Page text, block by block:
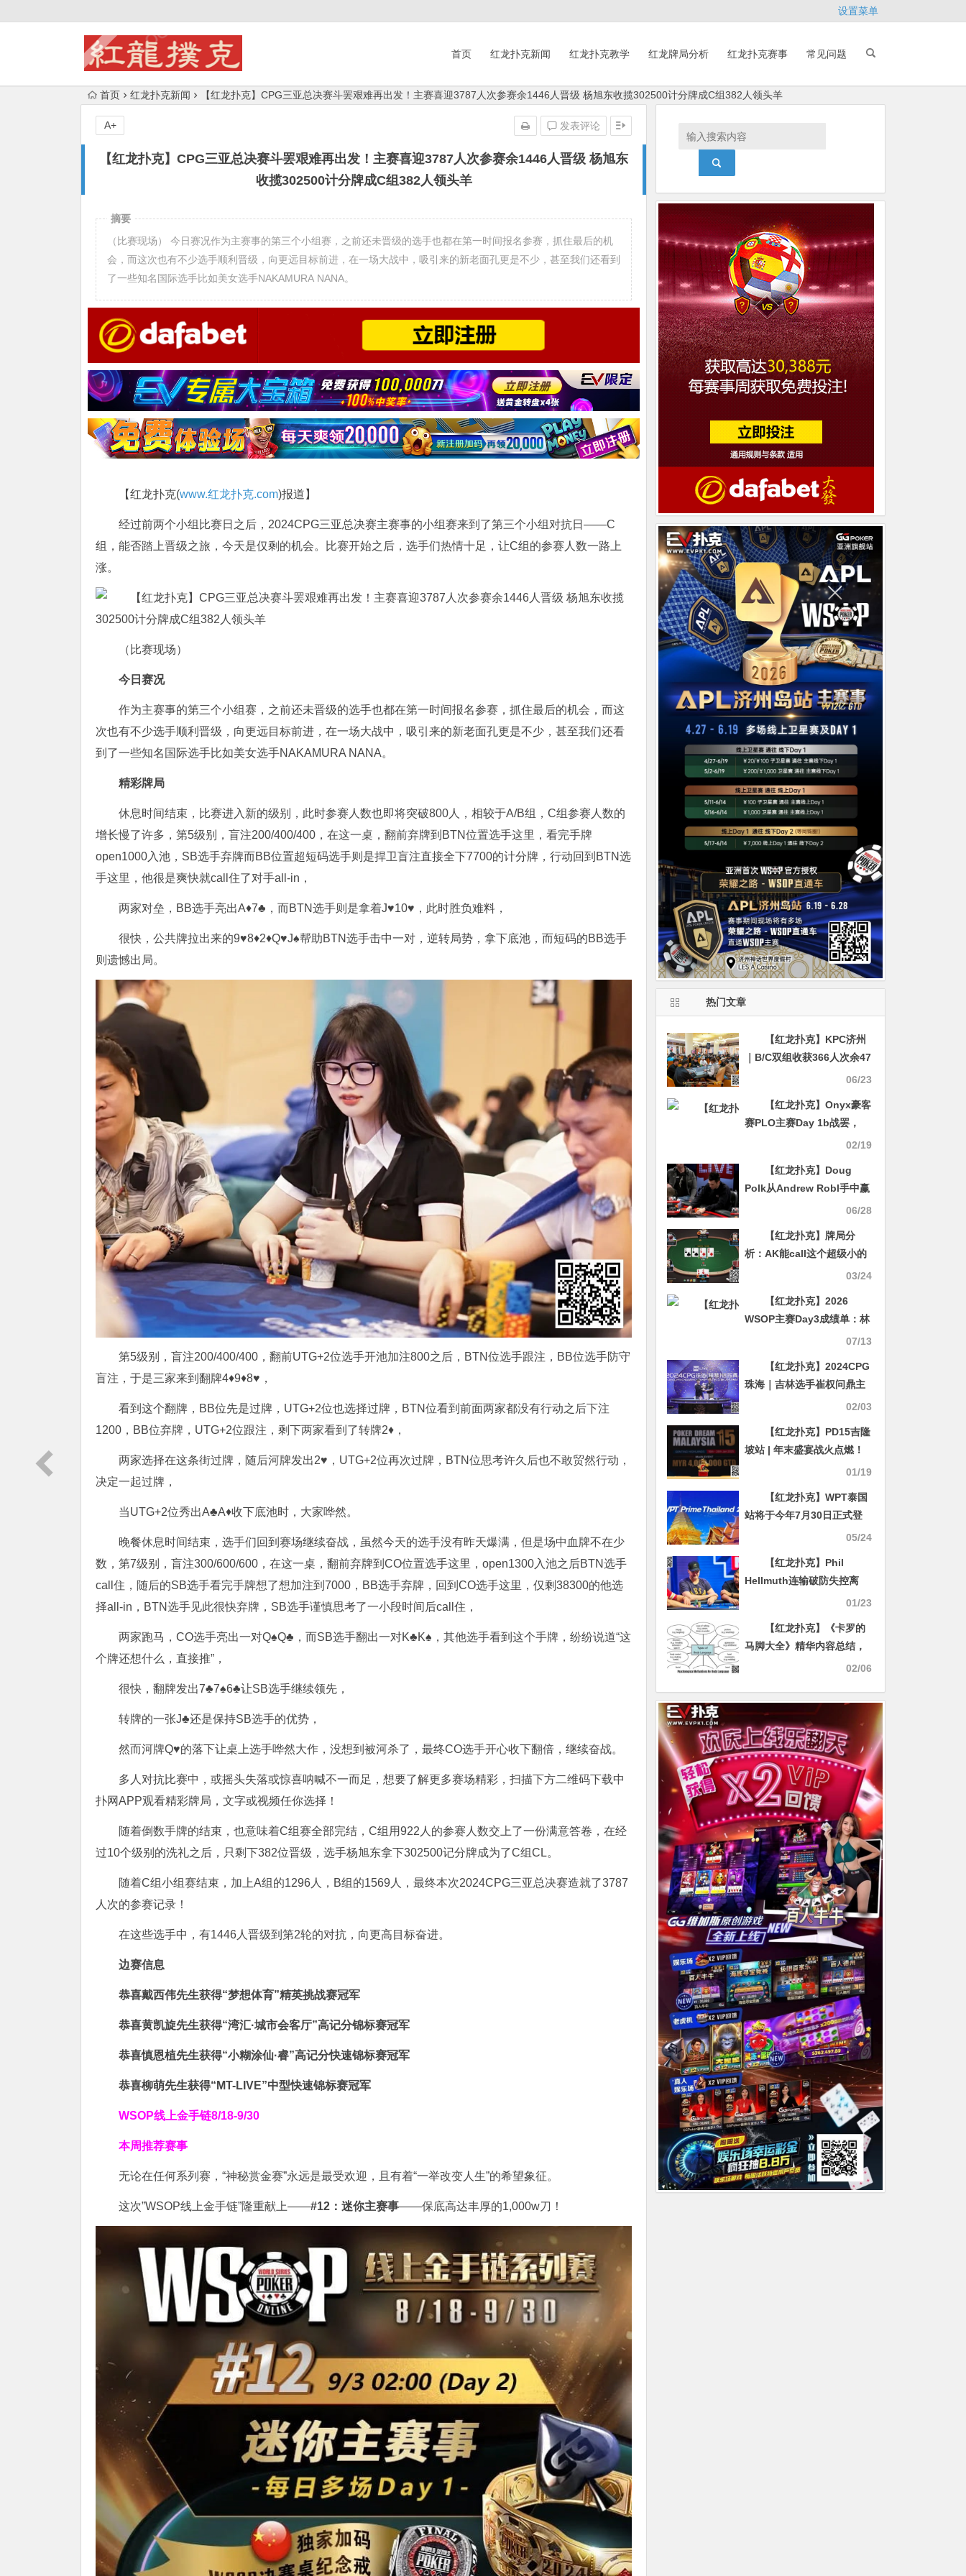
设置菜单
首页 红龙扑克新闻 红龙扑克教学 红龙牌局分析 红龙扑克赛事 常见问题
首页 红龙扑克新闻 【红龙扑克】CPG三亚总决赛斗罢艰难再出发！主赛喜迎3787人次参赛余1446人晋级 杨旭东收揽302500计分牌成C组382人领头羊
【红龙扑克】CPG三亚总决赛斗罢艰难再出发！主赛喜迎3787人次参赛余1446人晋级 杨旭东
收揽302500计分牌成C组382人领头羊
发表评论
A+
摘要
（比赛现场） 今日赛况作为主赛事的第三个小组赛，之前还未晋级的选手也都在第一时间报名参赛，抓住最后的机
会，而这次也有不少选手顺利晋级，向更远目标前进，在一场大战中，吸引来的新老面孔更是不少，甚至我们还看到
了一些知名国际选手比如美女选手NAKAMURA NANA。
【红龙扑克(www.红龙扑克.com)报道】
经过前两个小组比赛日之后，2024CPG三亚总决赛主赛事的小组赛来到了第三个小组对抗日——C
组，能否踏上晋级之旅，今天是仅剩的机会。比赛开始之后，选手们热情十足，让C组的参赛人数一路上
涨。
（比赛现场）
今日赛况
作为主赛事的第三个小组赛，之前还未晋级的选手也都在第一时间报名参赛，抓住最后的机会，而这
次也有不少选手顺利晋级，向更远目标前进，在一场大战中，吸引来的新老面孔更是不少，甚至我们还看
到了一些知名国际选手比如美女选手NAKAMURA NANA。
精彩牌局
休息时间结束，比赛进入新的级别，此时参赛人数也即将突破800人，相较于A/B组，C组参赛人数的
增长慢了许多，第5级别，盲注200/400/400，在这一桌，翻前弃牌到BTN位置选手这里，看完手牌
open1000入池，SB选手弃牌而BB位置超短码选手则是捍卫盲注直接全下7700的计分牌，行动回到BTN选
手这里，他很是爽快就call住了对手all-in，
两家对垒，BB选手亮出A♦️7♣️，而BTN选手则是拿着J♥️10♥️，此时胜负难料，
很快，公共牌拉出来的9♥️8♦️2♦️Q♥️J♠️帮助BTN选手击中一对，逆转局势，拿下底池，而短码的BB选手
则遗憾出局。
第5级别，盲注200/400/400，翻前UTG+2位选手开池加注800之后，BTN位选手跟注，BB位选手防守
盲注，于是三家来到翻牌4♦️9♦️8♥️，
看到这个翻牌，BB位先是过牌，UTG+2位也选择过牌，BTN位看到前面两家都没有行动之后下注
1200，BB位弃牌，UTG+2位跟注，剩下两家看到了转牌2♦️，
两家选择在这条街过牌，随后河牌发出2♥️，UTG+2位再次过牌，BTN位思考许久后也不敢贸然行动，
决定一起过牌，
当UTG+2位秀出A♣️A♦️收下底池时，大家哗然。
晚餐休息时间结束，选手们回到赛场继续奋战，虽然今天的选手没有昨天爆满，但是场中血牌不在少
数，第7级别，盲注300/600/600，在这一桌，翻前弃牌到CO位置选手这里，open1300入池之后BTN选手
call住，随后的SB选手看完手牌想了想加注到7000，BB选手弃牌，回到CO选手这里，仅剩38300的他选
择all-in，BTN选手见此很快弃牌，SB选手谨慎思考了一小段时间后call住，
两家跑马，CO选手亮出一对Q♠️Q♣️，而SB选手翻出一对K♣️K♠️，其他选手看到这个手牌，纷纷说道“这
个牌还想什么，直接推”，
很快，翻牌发出7♣️7♠️6♣️让SB选手继续领先，
转牌的一张J♣️还是保持SB选手的优势，
然而河牌Q♥️的落下让桌上选手哗然大作，没想到被河杀了，最终CO选手开心收下翻倍，继续奋战。
多人对抗比赛中，或摇头失落或惊喜呐喊不一而足，想要了解更多赛场精彩，扫描下方二维码下载中
扑网APP观看精彩牌局，文字或视频任你选择！
随着倒数手牌的结束，也意味着C组赛全部完结，C组用922人的参赛人数交上了一份满意答卷，在经
过10个级别的洗礼之后，只剩下382位晋级，选手杨旭东拿下302500记分牌成为了C组CL。
随着C组小组赛结束，加上A组的1296人，B组的1569人，最终本次2024CPG三亚总决赛造就了3787
人次的参赛记录！
在这些选手中，有1446人晋级到第2轮的对抗，向更高目标奋进。
边赛信息
恭喜戴西伟先生获得“梦想体育”精英挑战赛冠军
恭喜黄凯旋先生获得“湾汇·城市会客厅”高记分锦标赛冠军
恭喜慎恩植先生获得“小糊涂仙·睿”高记分快速锦标赛冠军
恭喜柳萌先生获得“MT-LIVE”中型快速锦标赛冠军
WSOP线上金手链8/18-9/30
本周推荐赛事
无论在任何系列赛，“神秘赏金赛”永远是最受欢迎，且有着“一举改变人生”的希望象征。
这次”WSOP线上金手链”隆重献上——#12：迷你主赛事——保底高达丰厚的1,000w刀！
热门文章
【红龙扑克】KPC济州
｜B/C双组收获366人次余47
人晋级点燃炽火！徐杰明
Yang Haixin摘取女神赛桂
冠！
06/23
【红龙扑克】Onyx豪客
赛PLO主赛Day 1b战罢，
“国王”周全记分牌位居第二
02/19
【红龙扑克】Doug
Polk从Andrew Robl手中赢
06/28
【红龙扑克】牌局分
析：AK能call这个超级小的
03/24
【红龙扑克】2026
WSOP主赛Day3成绩单：林
任、Peter Wang等人领跑，
07/13
【红龙扑克】2024CPG
珠海｜吉林选手崔权问鼎主
赛事冠军 陈光城屈居亚军02/03
【红龙扑克】PD15吉隆
坡站 | 年末盛宴战火点燃！
开幕赛首日共计630人次参
01/19
【红龙扑克】WPT泰国
站将于今年7月30日正式登
05/24
【红龙扑克】Phil
Hellmuth连输破防失控离
场：“我再也不会和你一起拍
01/23
【红龙扑克】《卡罗的
马脚大全》精华内容总结，
02/06